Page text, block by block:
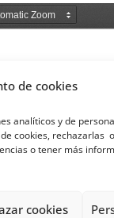
de cookies
analíticos y de
cookies, rechazarlas
o tener más
cookies